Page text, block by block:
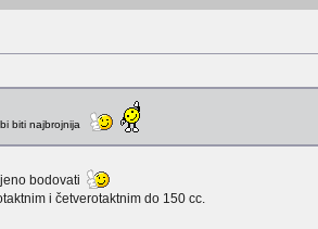
biti najbrojnija
bodovati
i četverotaktnim do 150 cc.